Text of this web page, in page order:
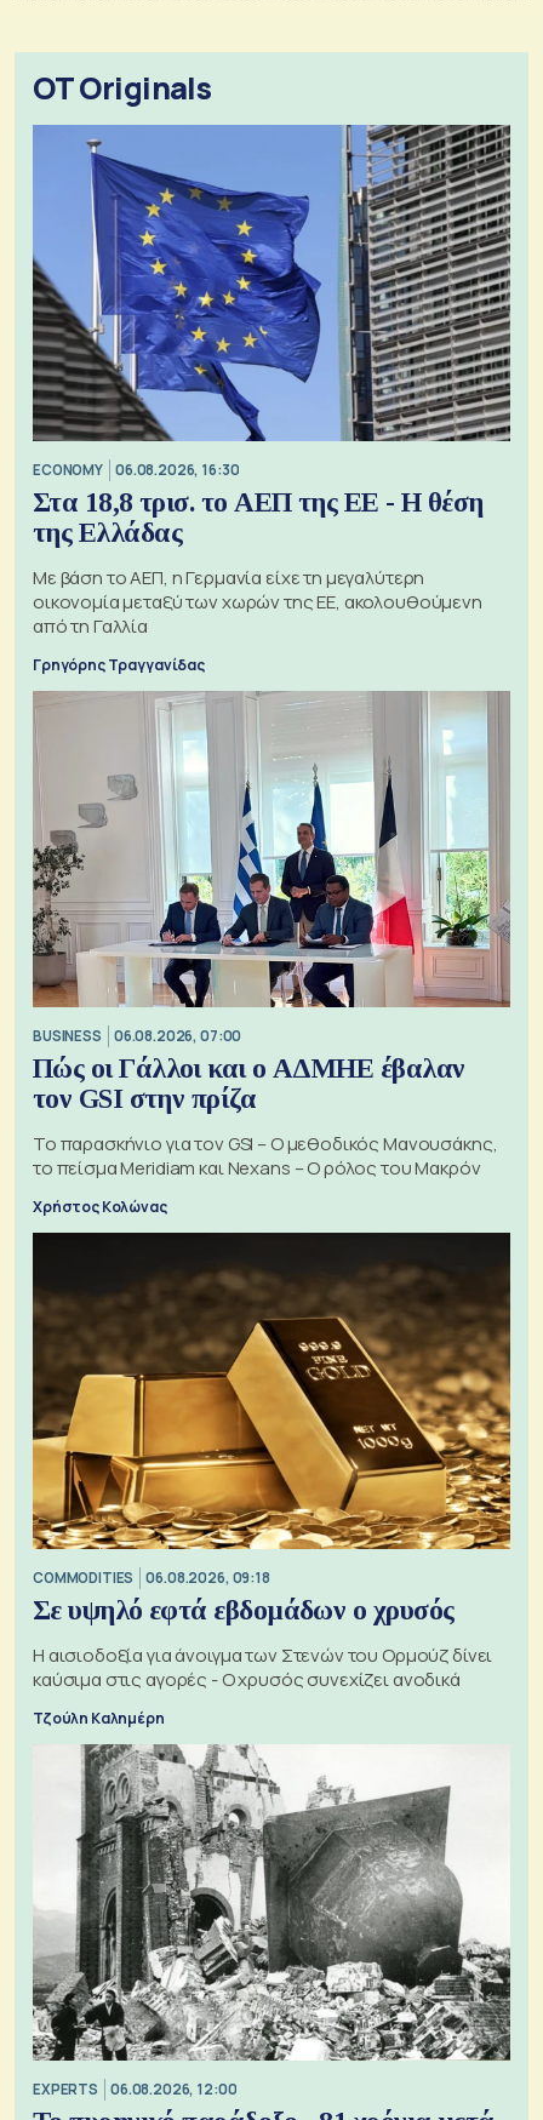
OT Originals
ECONOMY 06.08.2026, 16:30
Στα 18,8 τρισ. το ΑΕΠ της ΕΕ - Η θέση
της Ελλάδας
Με βάση το ΑΕΠ, η Γερμανία είχε τη μεγαλύτερη
οικονομία μεταξύ των χωρών της ΕΕ, ακολουθούμενη
από τη Γαλλία
Γρηγόρης Τραγγανίδας
BUSINESS 06.08.2026, 07:00
Πώς οι Γάλλοι και ο ΑΔΜΗΕ έβαλαν
τον GSI στην πρίζα
Το παρασκήνιο για τον GSI – Ο μεθοδικός Μανουσάκης,
το πείσμα Meridiam και Nexans – Ο ρόλος του Μακρόν
Χρήστος Κολώνας
COMMODITIES 06.08.2026, 09:18
Σε υψηλό εφτά εβδομάδων ο χρυσός
Η αισιοδοξία για άνοιγμα των Στενών του Ορμούζ δίνει
καύσιμα στις αγορές - Ο χρυσός συνεχίζει ανοδικά
Τζούλη Καλημέρη
EXPERTS 06.08.2026, 12:00